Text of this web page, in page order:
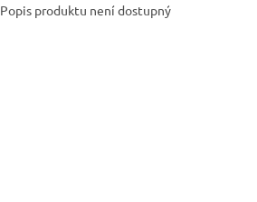
Popis produktu není dostupný